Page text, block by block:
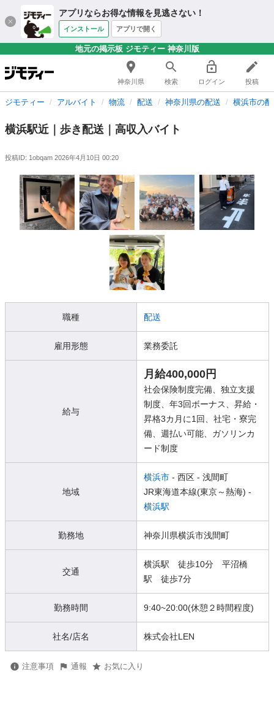
アプリならお得な情報を見逃さない！
インストール アプリで開く
地元の掲示板 ジモティー 神奈川版
神奈川県 検索 ログイン 投稿
ジモティー アルバイト 物流 配送 神奈川県の配送 横浜市の
横浜駅近｜歩き配送｜高収入バイト
投稿ID: 1obqam 2026年4月10日 00:20
職種 配送
雇用形態 業務委託
給与
月給400,000円
社会保険制度完備、独立支援
制度、年3回ボーナス、昇給・
昇格3カ月に1回、社宅・寮完
備、週払い可能、ガソリンカ
ード制度
地域
横浜市 - 西区 - 浅間町
JR東海道本線(東京～熱海) -
横浜駅
勤務地 神奈川県横浜市浅間町
交通
横浜駅 徒歩10分 平沼橋
駅 徒歩7分
勤務時間 9:40~20:00(休憩２時間程度)
社名/店名 株式会社LEN
注意事項 通報 お気に入り